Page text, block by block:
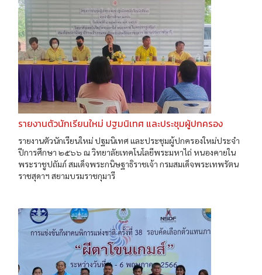
รายงานตัวนักเรียนใหม่ ปฐมนิเทศ และประชุมผู้ปกครอง
รายงานตัวนักเรียนใหม่ ปฐมนิเทศ และประชุมผู้ปกครองใหม่ประจำ
ปีการศึกษา ๒๕๖๖ ณ วิทยาลัยเทคโนโลยีพระมหาไถ่ หนองคายใน
พระราชูปถัมภ์ สมเด็จพระกนิษฐาธิราชเจ้า กรมสมเด็จพระเทพรัตน
ราชสุดาฯ สยามบรมราชกุมารี